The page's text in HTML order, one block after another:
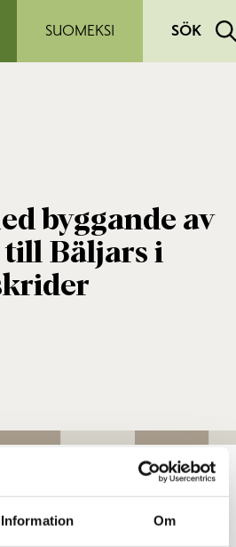
Information Om
SUOMEKSI
SÖK
byggande av
Bäljars i
MED BYGGANDE AV
I KARIS FRAMSKRIDER